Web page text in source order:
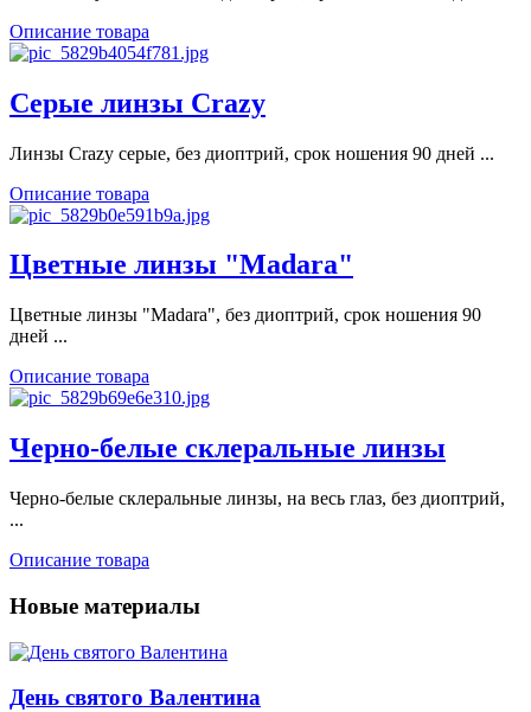
Описание товара
Серые линзы Crazy
Линзы Crazy серые, без диоптрий, срок ношения 90 дней ...
Описание товара
Цветные линзы "Madara"
Цветные линзы "Madara", без диоптрий, срок ношения 90
дней ...
Описание товара
Черно-белые склеральные линзы
Черно-белые склеральные линзы, на весь глаз, без диоптрий,
...
Описание товара
Новые материалы
День святого Валентина